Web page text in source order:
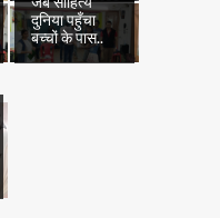
दुनिया पहुँचा
बच्चों के पास..